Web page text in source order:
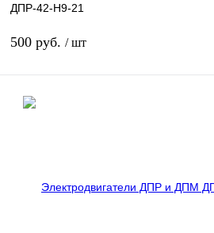
ДПР-42-Н9-21
500 руб. / шт
наличии